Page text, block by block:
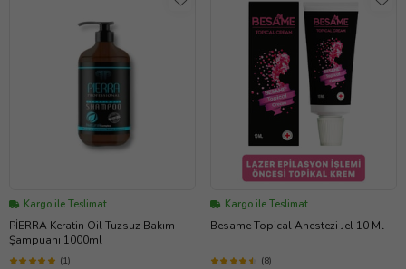
Kargo ile Teslimat
PİERRA Keratin Oil Tuzsuz Bakım
Şampuanı 1000ml
(1)
Kargo ile Teslimat
Besame Topical Anestezi Jel 10 Ml
(8)